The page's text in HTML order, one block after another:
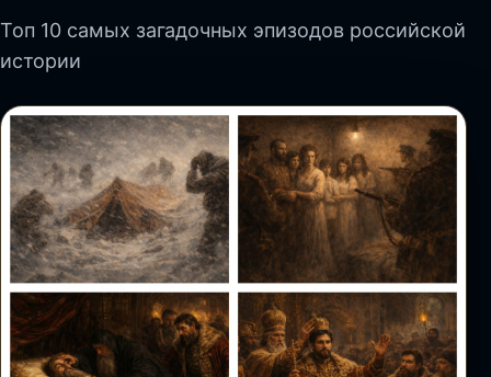
Топ 10 самых загадочных эпизодов российской
истории